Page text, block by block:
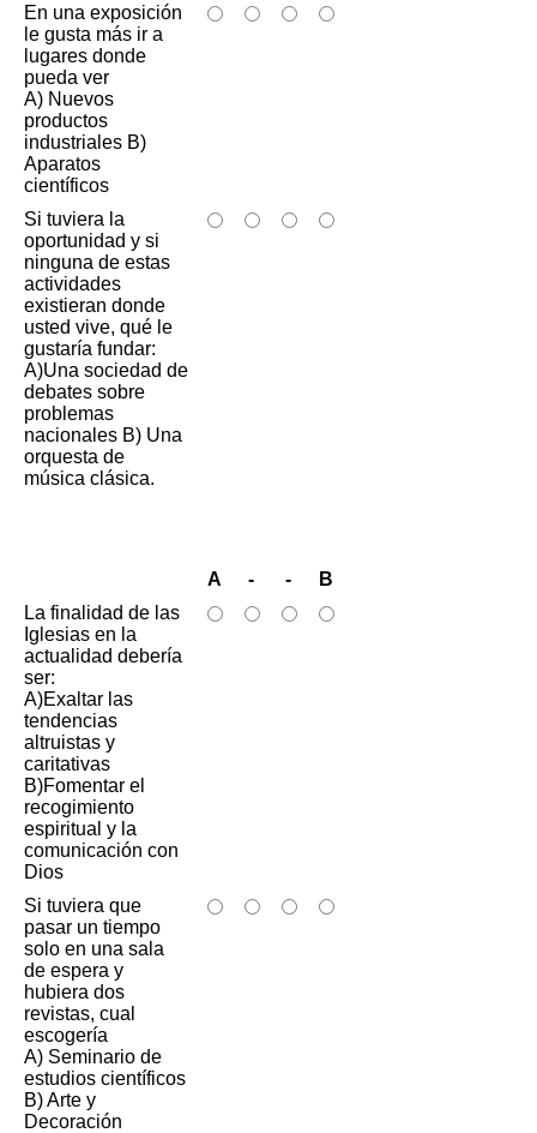
En una exposición
le gusta más ir a
lugares donde
pueda ver
A) Nuevos
productos
industriales B)
Aparatos
científicos
Si tuviera la
oportunidad y si
ninguna de estas
actividades
existieran donde
usted vive, qué le
gustaría fundar:
A)Una sociedad de
debates sobre
problemas
nacionales B) Una
orquesta de
música clásica.
A - -
B
La finalidad de las
Iglesias en la
actualidad debería
ser:
A)Exaltar las
tendencias
altruistas y
caritativas
B)Fomentar el
recogimiento
espiritual y la
comunicación con
Dios
Si tuviera que
pasar un tiempo
solo en una sala
de espera y
hubiera dos
revistas, cual
escogería
A) Seminario de
estudios científicos
B) Arte y
Decoración